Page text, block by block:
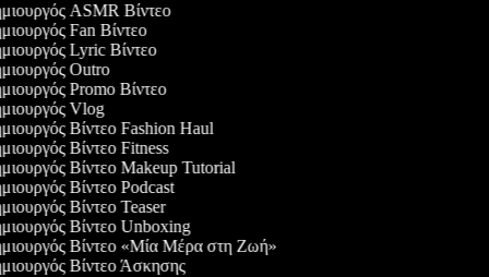
ASMR Βίντεο
Fan Βίντεο
Lyric Βίντεο
Outro
Promo Βίντεο
Vlog
Βίντεο Fashion Haul
Βίντεο Fitness
Βίντεο Makeup Tutorial
Βίντεο Podcast
Βίντεο Teaser
Βίντεο Unboxing
Βίντεο «Μία Μέρα στη Ζωή»
Βίντεο Άσκησης